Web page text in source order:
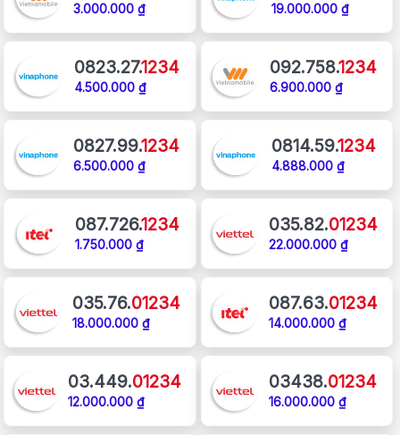
3.000.000 ₫ 19.000.000 ₫
0823.27.1234
4.500.000 ₫
092.758.1234
6.900.000 ₫
0827.99.1234
6.500.000 ₫
0814.59.1234
4.888.000 ₫
087.726.1234
1.750.000 ₫
035.82.01234
22.000.000 ₫
035.76.01234
18.000.000 ₫
087.63.01234
14.000.000 ₫
03.449.01234
12.000.000 ₫
03438.01234
16.000.000 ₫